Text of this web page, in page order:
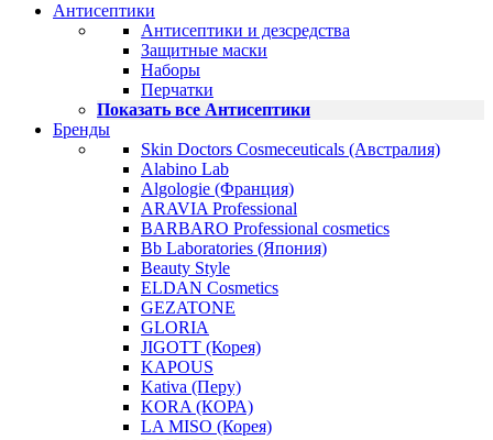
Антисептики
Антисептики и дезсредства
Защитные маски
Наборы
Перчатки
Показать все Антисептики
Бренды
Skin Doctors Cosmeceuticals (Австралия)
Alabino Lab
Algologie (Франция)
ARAVIA Professional
BARBARO Professional cosmetics
Bb Laboratories (Япония)
Beauty Style
ELDAN Cosmetics
GEZATONE
GLORIA
JIGOTT (Корея)
KAPOUS
Kativa (Перу)
KORA (КОРА)
LA MISO (Корея)